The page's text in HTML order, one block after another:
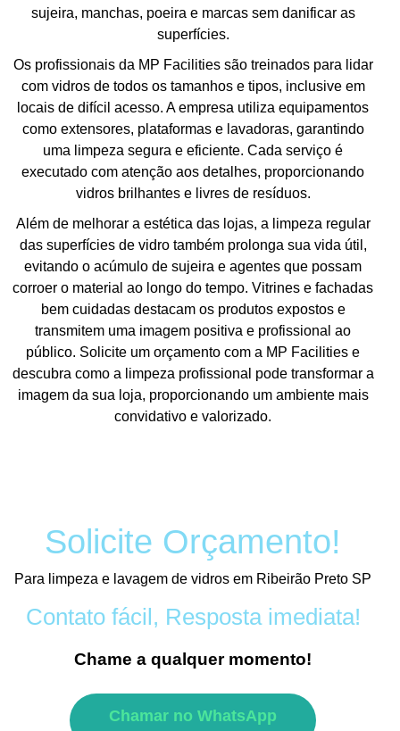
sujeira, manchas, poeira e marcas sem danificar as
superfícies.
Os profissionais da MP Facilities são treinados para lidar
com vidros de todos os tamanhos e tipos, inclusive em
locais de difícil acesso. A empresa utiliza equipamentos
como extensores, plataformas e lavadoras, garantindo
uma limpeza segura e eficiente. Cada serviço é
executado com atenção aos detalhes, proporcionando
vidros brilhantes e livres de resíduos.
Além de melhorar a estética das lojas, a limpeza regular
das superfícies de vidro também prolonga sua vida útil,
evitando o acúmulo de sujeira e agentes que possam
corroer o material ao longo do tempo. Vitrines e fachadas
bem cuidadas destacam os produtos expostos e
transmitem uma imagem positiva e profissional ao
público. Solicite um orçamento com a MP Facilities e
descubra como a limpeza profissional pode transformar a
imagem da sua loja, proporcionando um ambiente mais
convidativo e valorizado.
Solicite Orçamento!
Para limpeza e lavagem de vidros em Ribeirão Preto SP
Contato fácil, Resposta imediata!
Chame a qualquer momento!
Chamar no WhatsApp